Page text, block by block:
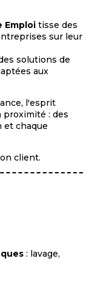
Emploi tisse des
sur leur
solutions de
aux
l'esprit
proximité : des
et chaque
client.
: lavage,